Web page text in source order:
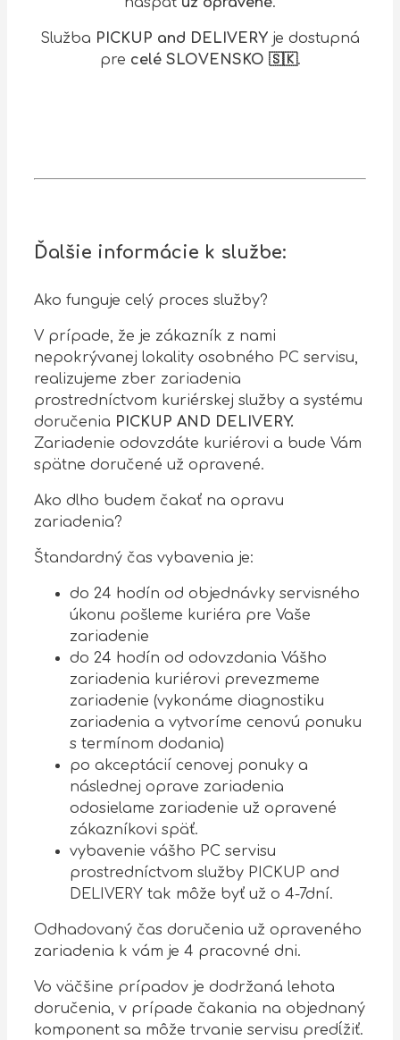
Služba PICKUP and DELIVERY je dostupná
pre celé SLOVENSKO 🇸🇰.
Ďalšie informácie k službe:
Ako funguje celý proces služby?
V prípade, že je zákazník z nami
nepokrývanej lokality osobného PC servisu,
realizujeme zber zariadenia
prostredníctvom kuriérskej služby a systému
doručenia PICKUP AND DELIVERY.
Zariadenie odovzdáte kuriérovi a bude Vám
spätne doručené už opravené.
Ako dlho budem čakať na opravu
zariadenia?
Štandardný čas vybavenia je:
do 24 hodín od objednávky servisného
úkonu pošleme kuriéra pre Vaše
zariadenie
do 24 hodín od odovzdania Vášho
zariadenia kuriérovi prevezmeme
zariadenie (vykonáme diagnostiku
zariadenia a vytvoríme cenovú ponuku
s termínom dodania)
po akceptácií cenovej ponuky a
následnej oprave zariadenia
odosielame zariadenie už opravené
zákazníkovi späť.
vybavenie vášho PC servisu
prostredníctvom služby PICKUP and
DELIVERY tak môže byť už o 4-7dní.
Odhadovaný čas doručenia už opraveného
zariadenia k vám je 4 pracovné dni.
Vo väčšine prípadov je dodržaná lehota
doručenia, v prípade čakania na objednaný
komponent sa môže trvanie servisu predĺžiť.